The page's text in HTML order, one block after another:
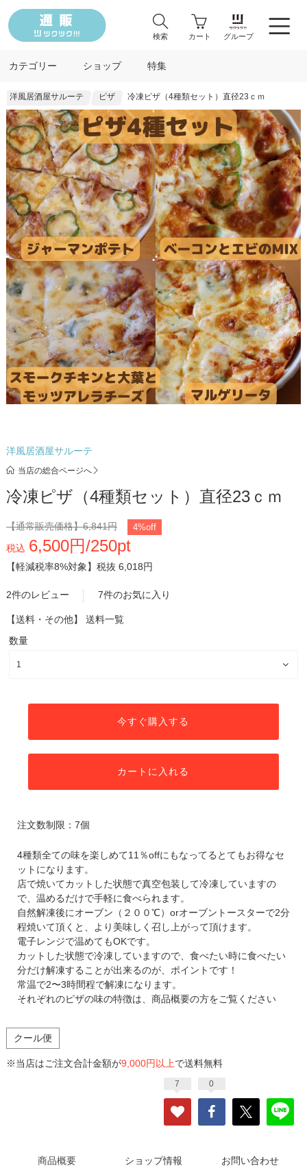
検索 カート グループ
カテゴリー ショップ 特集
洋風居酒屋サルーテ ピザ 冷凍ピザ（4種類セット）直径23ｃｍ
洋風居酒屋サルーテ
当店の総合ページへ
冷凍ピザ（4種類セット）直径23ｃｍ
【通常販売価格】6,841円 4%off
税込 6,500円/250pt
【軽減税率8%対象】 税抜 6,018円
2件のレビュー 7件のお気に入り
【送料・その他】 送料一覧
数量
今すぐ購入する
カートに入れる
注文数制限：7個
4種類全ての味を楽しめて11％offにもなってるとてもお得なセ
ットになります。
店で焼いてカットした状態で真空包装して冷凍していますの
で、温めるだけで手軽に食べられます。
自然解凍後にオーブン（２００℃）orオーブントースターで2分
程焼いて頂くと、より美味しく召し上がって頂けます。
電子レンジで温めてもOKです。
カットした状態で冷凍していますので、食べたい時に食べたい
分だけ解凍することが出来るのが、ポイントです！
常温で2〜3時間程で解凍になります。
それぞれのピザの味の特徴は、商品概要の方をご覧ください
クール便
※当店はご注文合計金額が9,000円以上で送料無料
7 0
商品概要 ショップ情報 お問い合わせ